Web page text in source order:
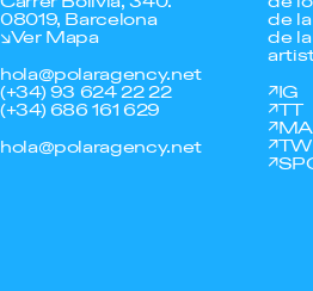
08019, Barcelona
Ver Mapa
hola@polaragency.net
(+34) 93 624 22 22
(+34) 686 161 629
hola@polaragency.net
de
de
IG
TT
TW